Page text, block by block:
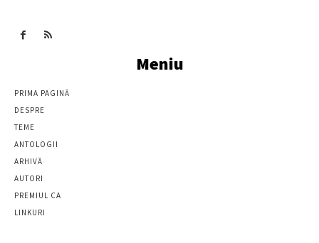
Meniu
PRIMA PAGINĂ
DESPRE
TEME
ANTOLOGII
ARHIVĂ
AUTORI
PREMIUL CA
LINKURI